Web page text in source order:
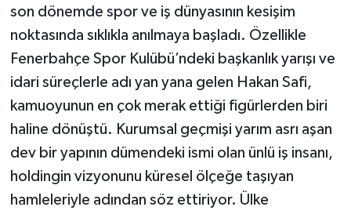
son dönemde spor ve iş dünyasının kesişim
noktasında sıklıkla anılmaya başladı. Özellikle
Fenerbahçe Spor Kulübü’ndeki başkanlık yarışı ve
idari süreçlerle adı yan yana gelen Hakan Safi,
kamuoyunun en çok merak ettiği figürlerden biri
haline dönüştü. Kurumsal geçmişi yarım asrı aşan
dev bir yapının dümendeki ismi olan ünlü iş insanı,
holdingin vizyonunu küresel ölçeğe taşıyan
hamleleriyle adından söz ettiriyor. Ülke